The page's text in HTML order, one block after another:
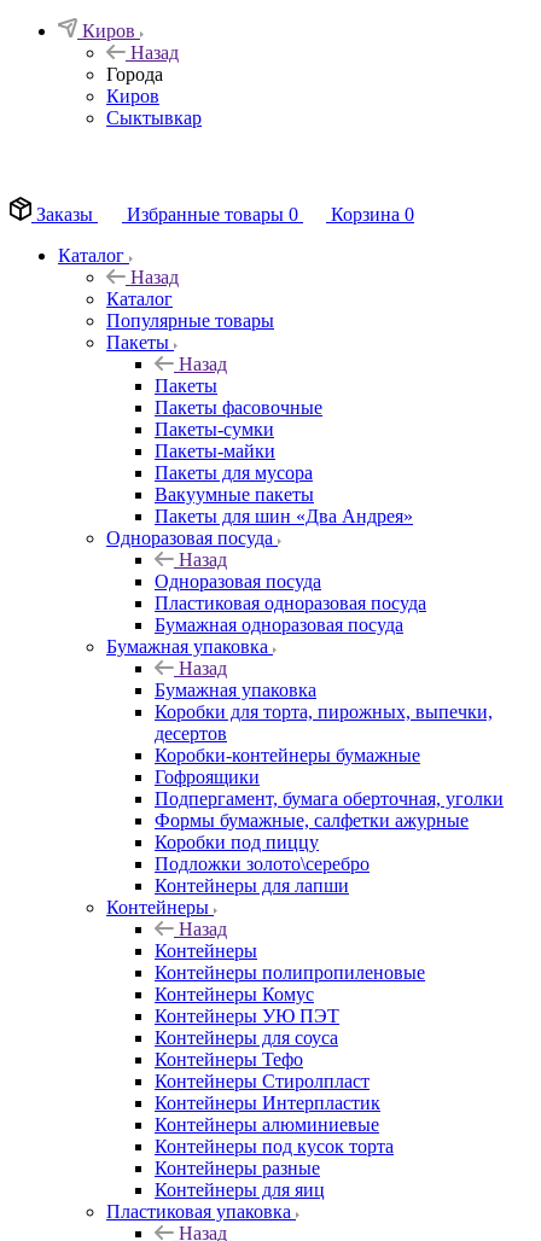
Киров
Назад
Города
Киров
Сыктывкар
Заказы
Избранные товары 0 Корзина 0
Каталог
Назад
Каталог
Популярные товары
Пакеты
Назад
Пакеты
Пакеты фасовочные
Пакеты-сумки
Пакеты-майки
Пакеты для мусора
Вакуумные пакеты
Пакеты для шин «Два Андрея»
Одноразовая посуда
Назад
Одноразовая посуда
Пластиковая одноразовая посуда
Бумажная одноразовая посуда
Бумажная упаковка
Назад
Бумажная упаковка
Коробки для торта, пирожных, выпечки,
десертов
Коробки-контейнеры бумажные
Гофроящики
Подпергамент, бумага оберточная, уголки
Формы бумажные, салфетки ажурные
Коробки под пиццу
Подложки золото\серебро
Контейнеры для лапши
Контейнеры
Назад
Контейнеры
Контейнеры полипропиленовые
Контейнеры Комус
Контейнеры УЮ ПЭТ
Контейнеры для соуса
Контейнеры Тефо
Контейнеры Стиролпласт
Контейнеры Интерпластик
Контейнеры алюминиевые
Контейнеры под кусок торта
Контейнеры разные
Контейнеры для яиц
Пластиковая упаковка
Назад